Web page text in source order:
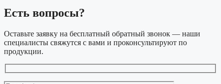
Есть вопросы?
Оставьте заявку на бесплатный обратный звонок — наши
специалисты свяжутся с вами и проконсультируют по
продукции.